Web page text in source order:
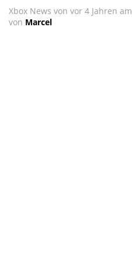
Xbox News von vor 4 Jahren am
von Marcel